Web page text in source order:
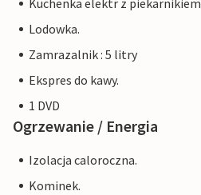
Kuchenka elektr z piekarnikiem
Lodowka.
Zamrazalnik : 5 litry
Ekspres do kawy.
1 DVD
Ogrzewanie / Energia
Izolacja caloroczna.
Kominek.